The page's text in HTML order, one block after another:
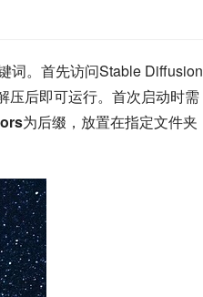
词。首先访问Stable Diffusion
压后即可运行。首次启动时需
为后缀，放置在指定文件夹